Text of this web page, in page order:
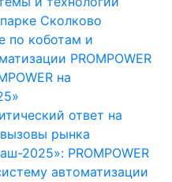
Сколково
по коботам и
PROMPOWER
на
ответ на
рынка
2025»: PROMPOWER
автоматизации